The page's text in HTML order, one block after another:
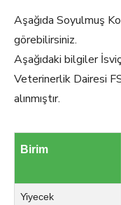
Aşağıda Soyulmuş
görebilirsiniz.
Aşağıdaki bilgiler
Veterinerlik Dairesi
alınmıştır.
Birim
Yiyecek